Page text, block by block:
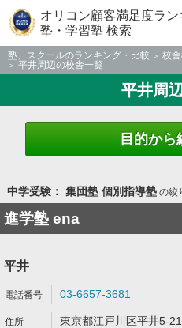
オリコン顧客満足度ラン
塾・学習塾 検索
塾、スクールのランキング・比較 校
平井周辺の校舎一覧
平井周
目的から
中学受験： 集団塾 個別指導塾の絞
進学塾 ena
平井
03-6657-3681
東京都江戸川区平井5-